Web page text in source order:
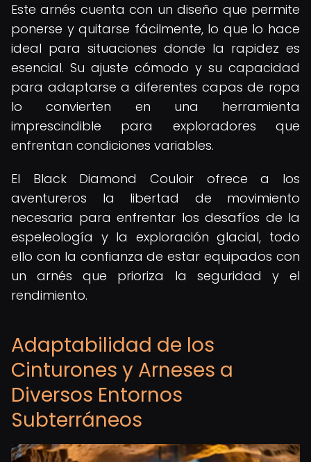
Este arnés cuenta con un diseño que permite
ponerse y quitarse fácilmente, lo que lo hace
ideal para situaciones donde la rapidez es
esencial. Su ajuste cómodo y su capacidad
para adaptarse a diferentes capas de ropa
lo convierten en una herramienta
imprescindible para exploradores que
enfrentan condiciones variables.
El Black Diamond Couloir ofrece a los
aventureros la libertad de movimiento
necesaria para enfrentar los desafíos de la
espeleología y la exploración glacial, todo
ello con la confianza de estar equipados con
un arnés que prioriza la seguridad y el
rendimiento.
Adaptabilidad de los
Cinturones y Arneses a
Diversos Entornos
Subterráneos